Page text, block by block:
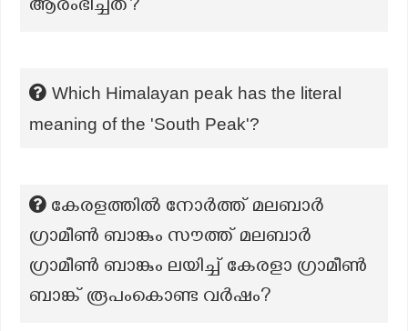
ആരംഭിച്ചത്?
Which Himalayan peak has the literal
meaning of the 'South Peak'?
കേരളത്തിൽ നോർത്ത് മലബാർ
ഗ്രാമീൺ ബാങ്കും സൗത്ത് മലബാർ
ഗ്രാമീൺ ബാങ്കും ലയിച്ച് കേരളാ ഗ്രാമീൺ
ബാങ്ക് രൂപംകൊണ്ട വർഷം?